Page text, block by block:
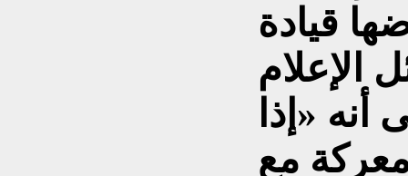
قيادة
الإعلام
«إذا
مع